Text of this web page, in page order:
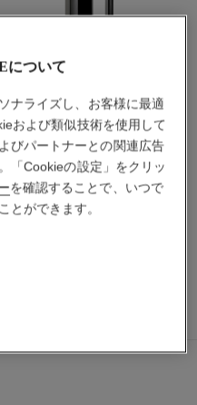
ヌワール アリュール
オールインワン マスカラ（ヴ
ォリューム・長さ・カール・
セパレート）
参照番号190010
2 取り扱いのある色
¥ 7,480
について
ナライズし、お客様に最適
および類似技術を使用して
びパートナーとの関連広告
「Cookieの設定」をクリッ
を確認することで、いつで
とができます。